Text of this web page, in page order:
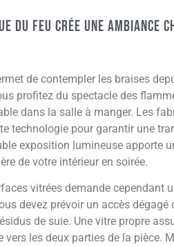
du feu crée une
de contempler les braises
profitez du spectacle des
dans la salle à manger. Les
technologie pour garantir une
exposition lumineuse apporte
de votre intérieur en soirée.
vitrées demande cependant
devez prévoir un accès
de suie. Une vitre propre
les deux parties de la pièce.